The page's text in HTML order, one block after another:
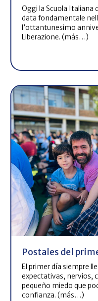
Oggi la Scuola Italiana
data fondamentale
l’ottantunesimo
Liberazione. (más…)
Postales del
El primer día siempre
expectativas, nervios,
pequeño miedo que
confianza. (más…)